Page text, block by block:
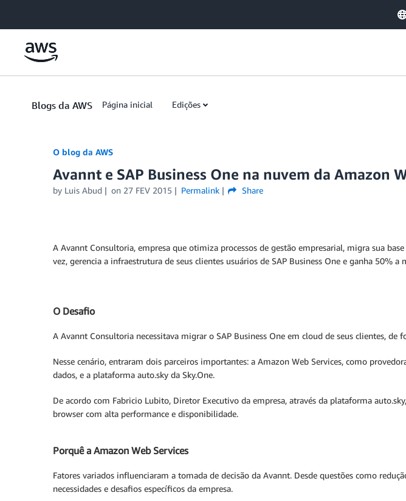
Blogs da AWS Página inicial Edições
O blog da AWS
Avannt e SAP Business One na nuvem da Amazon
by Luis Abud on 27 FEV 2015 Permalink Share
A Avannt Consultoria, empresa que otimiza processos de gestão empresarial, migra sua
vez, gerencia a infraestrutura de seus clientes usuários de SAP Business One e ganha 50%
O Desafio
A Avannt Consultoria necessitava migrar o SAP Business One em cloud de seus clientes,
Nesse cenário, entraram dois parceiros importantes: a Amazon Web Services, como
dados, e a plataforma auto.sky da Sky.One.
De acordo com Fabricio Lubito, Diretor Executivo da empresa, através da plataforma
browser com alta performance e disponibilidade.
Porquê a Amazon Web Services
Fatores variados influenciaram a tomada de decisão da Avannt. Desde questões como
necessidades e desafios específicos da empresa.